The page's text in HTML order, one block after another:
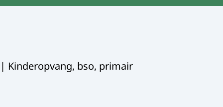
Kinderopvang, bso, primair